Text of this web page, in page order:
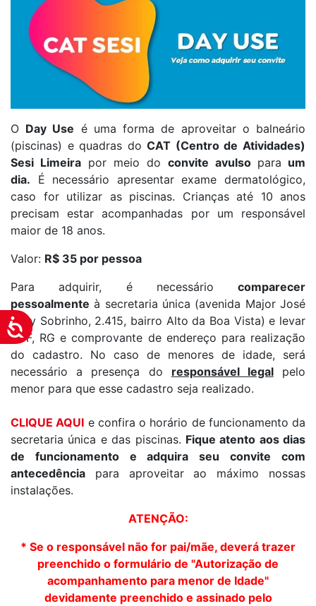
Acessibilidade
O Day Use é uma forma de aproveitar o balneário
(piscinas) e quadras doCAT (Centro de Atividades)
Sesi Limeira por meio do convite avulso para um
dia. É necessário apresentar exame dermatológico,
caso for utilizar as piscinas. Crianças até 10 anos
precisam estar acompanhadas por um responsável
maior de 18 anos.
Valor: R$ 35 por pessoa
Para adquirir, é necessário comparecer
pessoalmente à secretaria única (avenida Major José
Levy Sobrinho, 2.415, bairro Alto da Boa Vista) e levar
CPF, RG e comprovante de endereço para realização
do cadastro. No caso de menores de idade, será
necessário a presença do responsável legalpelo
menor para que esse cadastro seja realizado.
CLIQUE AQUI e confira o horário de funcionamento da
secretaria única e das piscinas. Fique atento aos dias
de funcionamento e adquira seu convite com
antecedência para aproveitar ao máximo nossas
instalações.
ATENÇÃO:
* Se o responsável não for pai/mãe, deverá trazer
preenchido o formulário de "Autorização de
acompanhamento para menor de Idade"
devidamente preenchido e assinado pelo